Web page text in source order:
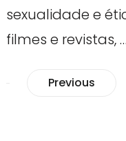
sexualidade e
filmes e revistas, …
Previous